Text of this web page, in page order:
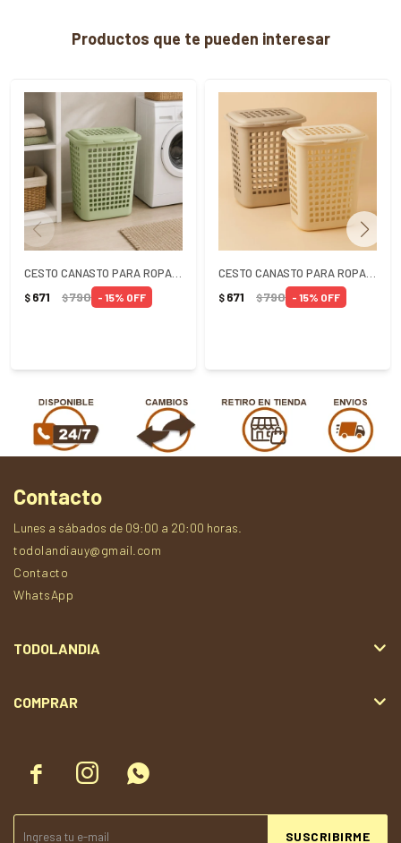
Productos que te pueden interesar
$ 671 $790 15 $ 671 $790 15
  
SUSCRIBIRME
Contacto
Lunes a sábados de 09:00 a 20:00 horas.
todolandiauy@gmail.com
Contacto
WhatsApp
TODOLANDIA
COMPRAR